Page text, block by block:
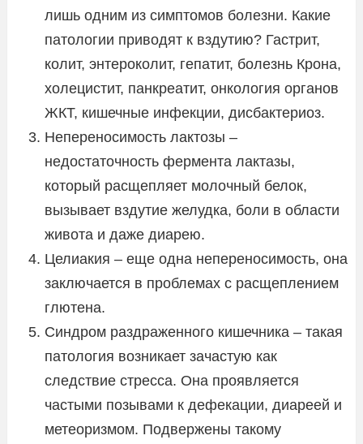
лишь одним из симптомов болезни. Какие
патологии приводят к вздутию? Гастрит,
колит, энтероколит, гепатит, болезнь Крона,
холецистит, панкреатит, онкология органов
ЖКТ, кишечные инфекции, дисбактериоз.
Непереносимость лактозы –
недостаточность фермента лактазы,
который расщепляет молочный белок,
вызывает вздутие желудка, боли в области
живота и даже диарею.
Целиакия – еще одна непереносимость, она
заключается в проблемах с расщеплением
глютена.
Синдром раздраженного кишечника – такая
патология возникает зачастую как
следствие стресса. Она проявляется
частыми позывами к дефекации, диареей и
метеоризмом. Подвержены такому